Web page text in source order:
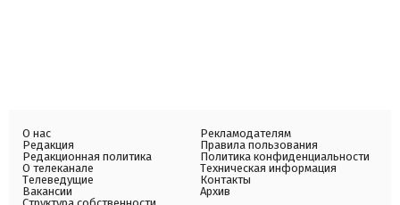
О нас
Редакция
Редакционная политика
О телеканале
Телеведущие
Вакансии
Рекламодателям
Правила пользования
Политика конфиденциальности
Техническая информация
Контакты
Архив